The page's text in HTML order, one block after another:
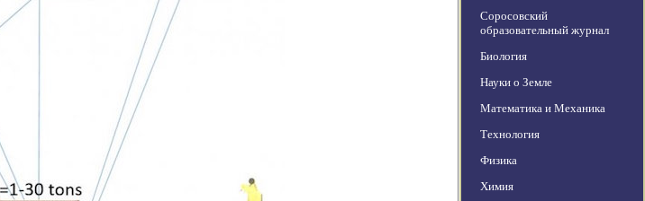
Соросовский
образовательный журнал
Биология
Науки о Земле
Математика и Механика
Технология
Физика
Химия